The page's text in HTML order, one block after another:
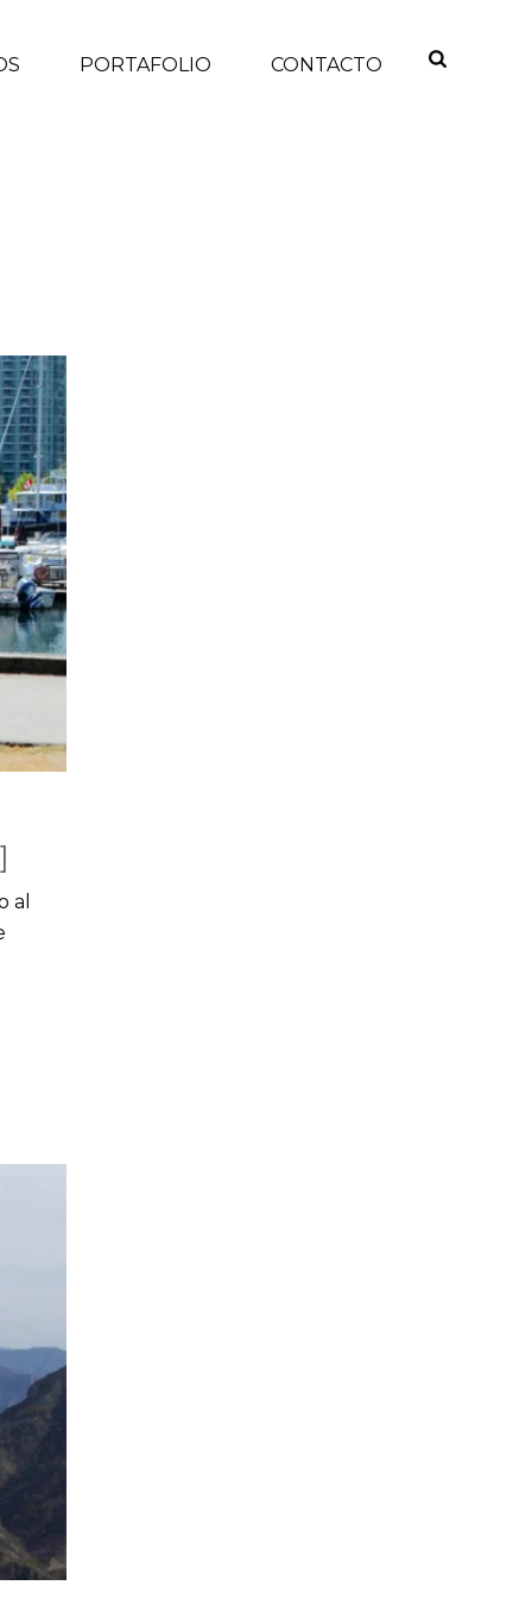
PORTAFOLIO CONTACTO
al